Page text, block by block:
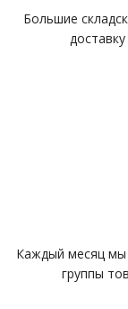
Большие
Каждый месяц мы
группы